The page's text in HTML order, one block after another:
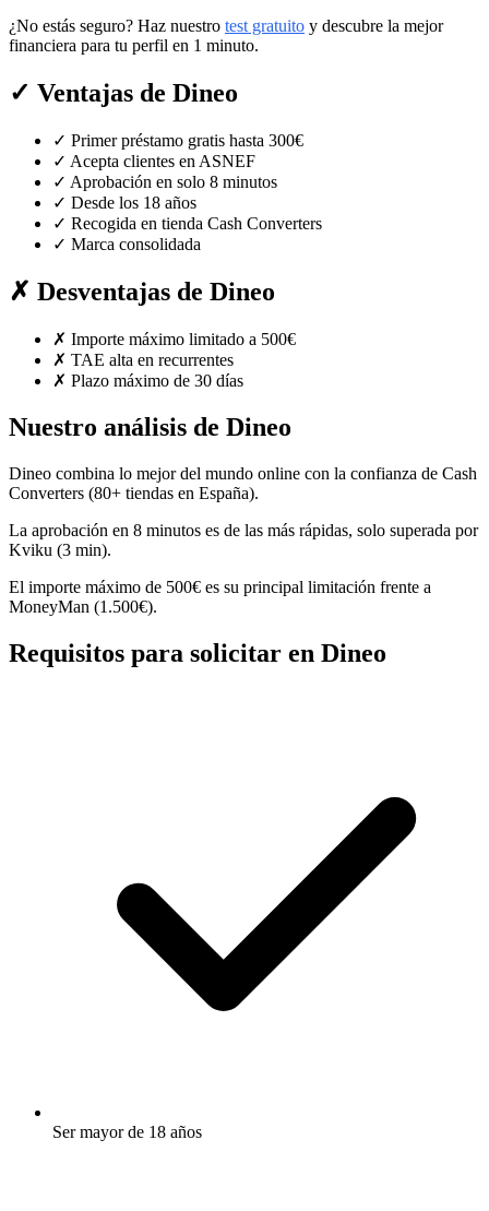
¿No estás seguro? Haz nuestro test gratuito y descubre la mejor
financiera para tu perfil en 1 minuto.
✓ Ventajas de Dineo
✓ Primer préstamo gratis hasta 300€
✓ Acepta clientes en ASNEF
✓ Aprobación en solo 8 minutos
✓ Desde los 18 años
✓ Recogida en tienda Cash Converters
✓ Marca consolidada
✗ Desventajas de Dineo
✗ Importe máximo limitado a 500€
✗ TAE alta en recurrentes
✗ Plazo máximo de 30 días
Nuestro análisis de Dineo
Dineo combina lo mejor del mundo online con la confianza de Cash
Converters (80+ tiendas en España).
La aprobación en 8 minutos es de las más rápidas, solo superada por
Kviku (3 min).
El importe máximo de 500€ es su principal limitación frente a
MoneyMan (1.500€).
Requisitos para solicitar en Dineo
Ser mayor de 18 años